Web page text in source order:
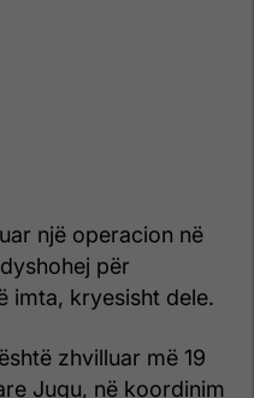
një operacion në
për
imta, kryesisht dele.
zhvilluar më 19
Jugu, në koordinim